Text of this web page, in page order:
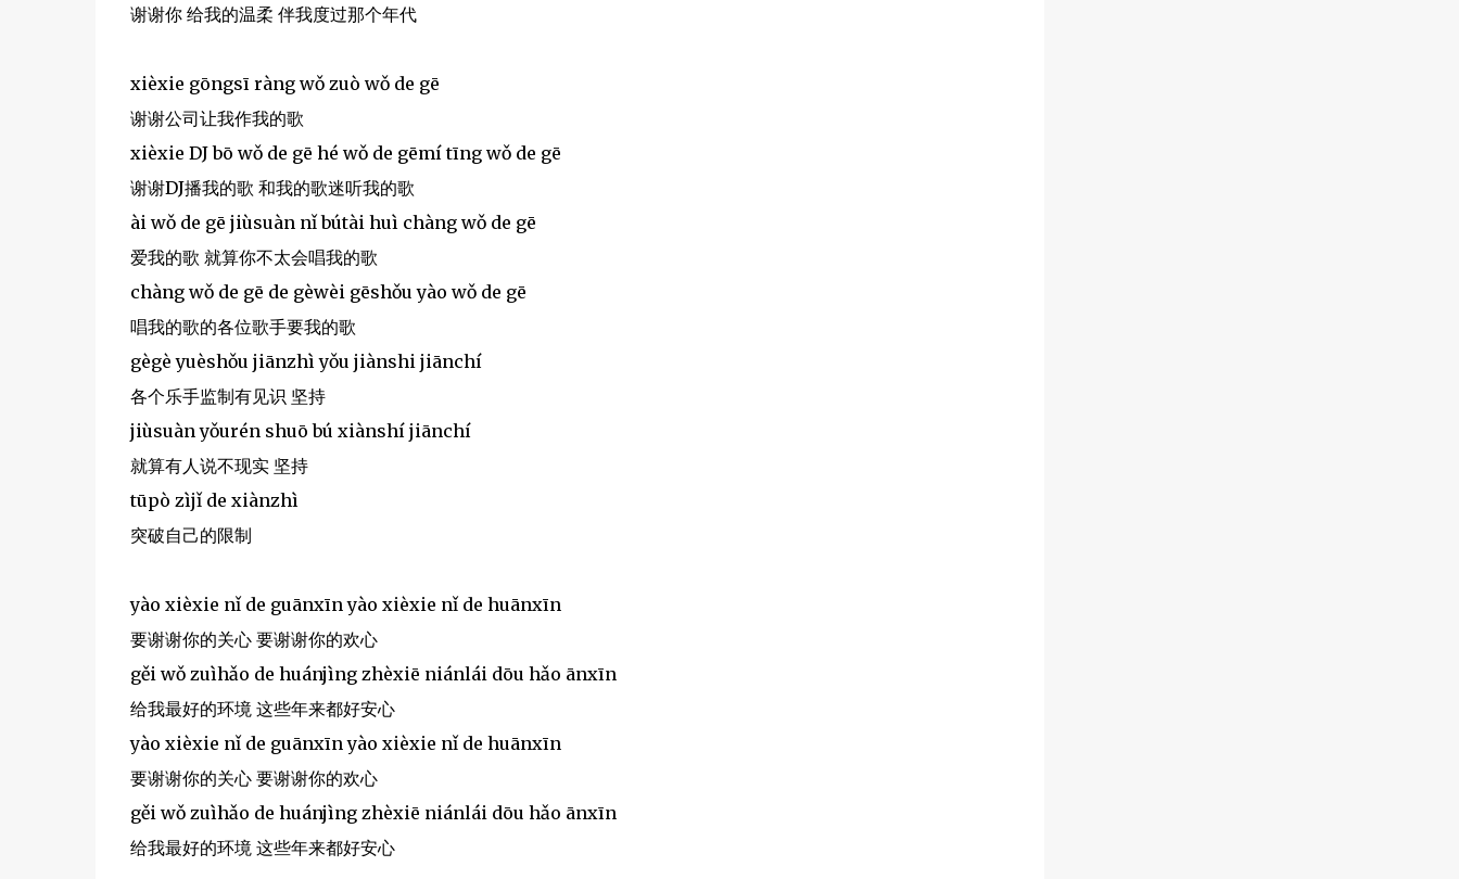
谢谢你 给我的温柔 伴我度过那个年代
xièxie gōngsī ràng wǒ zuò wǒ de gē
谢谢公司让我作我的歌
xièxie DJ bō wǒ de gē hé wǒ de gēmí tīng wǒ de gē
谢谢DJ播我的歌 和我的歌迷听我的歌
ài wǒ de gē jiùsuàn nǐ bútài huì chàng wǒ de gē
爱我的歌 就算你不太会唱我的歌
chàng wǒ de gē de gèwèi gēshǒu yào wǒ de gē
唱我的歌的各位歌手要我的歌
gègè yuèshǒu jiānzhì yǒu jiànshi jiānchí
各个乐手监制有见识 坚持
jiùsuàn yǒurén shuō bú xiànshí jiānchí
就算有人说不现实 坚持
tūpò zìjǐ de xiànzhì
突破自己的限制
yào xièxie nǐ de guānxīn yào xièxie nǐ de huānxīn
要谢谢你的关心 要谢谢你的欢心
gěi wǒ zuìhǎo de huánjìng zhèxiē niánlái dōu hǎo ānxīn
给我最好的环境 这些年来都好安心
yào xièxie nǐ de guānxīn yào xièxie nǐ de huānxīn
要谢谢你的关心 要谢谢你的欢心
gěi wǒ zuìhǎo de huánjìng zhèxiē niánlái dōu hǎo ānxīn
给我最好的环境 这些年来都好安心